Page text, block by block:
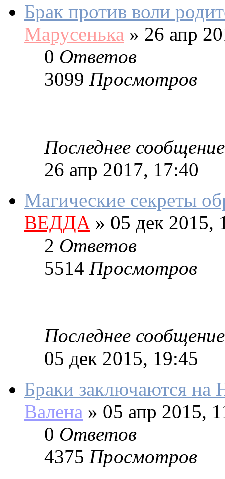
Брак против воли
Марусенька » 26 апр
0 Ответов
3099 Просмотров
Последнее сообщение
26 апр 2017, 17:40
Магические секреты
ВЕДДА » 05 дек 2015,
2 Ответов
5514 Просмотров
Последнее сообщение
05 дек 2015, 19:45
Браки заключаются на
Валена » 05 апр 2015,
0 Ответов
4375 Просмотров